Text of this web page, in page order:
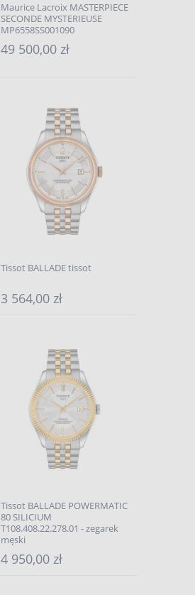
Maurice Lacroix MASTERPIECE
SECONDE MYSTERIEUSE
MP6558SS001090
49 500,00 zł
Tissot BALLADE tissot
3 564,00 zł
Tissot BALLADE POWERMATIC
80 SILICIUM
T108.408.22.278.01 - zegarek
męski
4 950,00 zł